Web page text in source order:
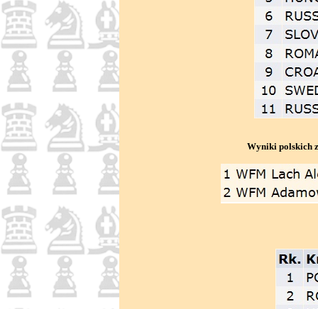
Wyniki polskich